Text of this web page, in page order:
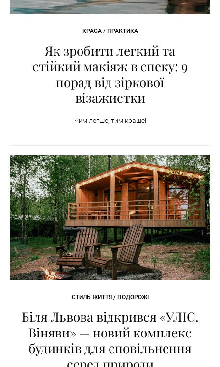
КРАСА / ПРАКТИКА
Як зробити легкий та
стійкий макіяж в спеку: 9
порад від зіркової
візажистки
Чим легше, тим краще!
СТИЛЬ ЖИТТЯ / ПОДОРОЖІ
Біля Львова відкрився «УЛІС.
Віняви» — новий комплекс
будинків для сповільнення